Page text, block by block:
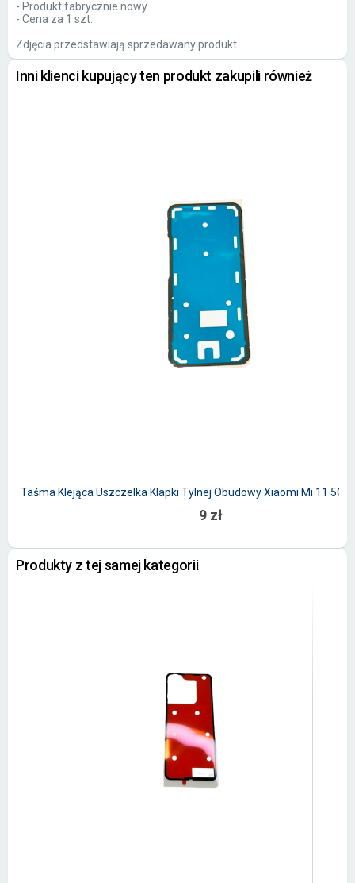
- Produkt fabrycznie nowy.
- Cena za 1 szt.
Zdjęcia przedstawiają sprzedawany produkt.
Inni klienci kupujący ten produkt zakupili również
Taśma Klejąca Uszczelka Klapki Tylnej Obudowy Xiaomi Mi 11 5G
9 zł
Produkty z tej samej kategorii